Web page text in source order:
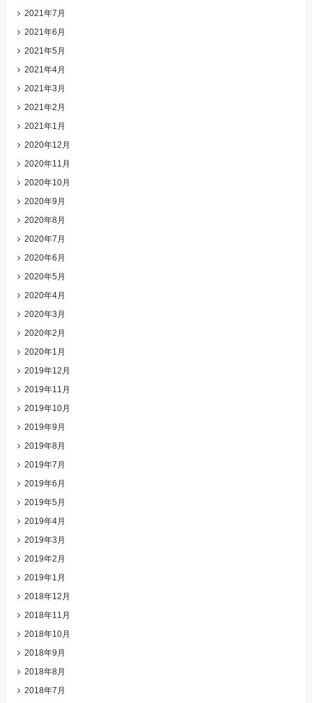
2021年7月
2021年6月
2021年5月
2021年4月
2021年3月
2021年2月
2021年1月
2020年12月
2020年11月
2020年10月
2020年9月
2020年8月
2020年7月
2020年6月
2020年5月
2020年4月
2020年3月
2020年2月
2020年1月
2019年12月
2019年11月
2019年10月
2019年9月
2019年8月
2019年7月
2019年6月
2019年5月
2019年4月
2019年3月
2019年2月
2019年1月
2018年12月
2018年11月
2018年10月
2018年9月
2018年8月
2018年7月